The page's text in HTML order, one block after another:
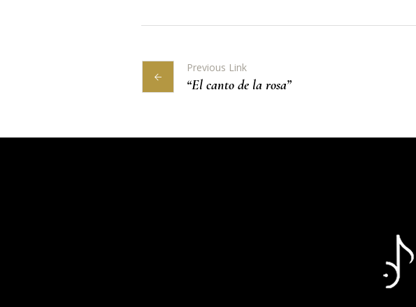
Previous Link
“El canto de la rosa”